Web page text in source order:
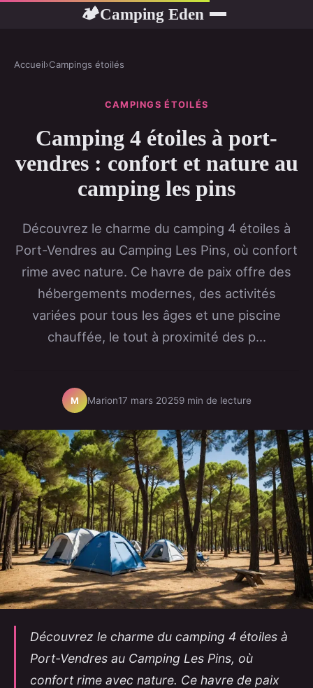
🏕Camping Eden
Accueil›Campings étoilés
CAMPINGS ÉTOILÉS
Camping 4 étoiles à port-
vendres : confort et nature au
camping les pins
Découvrez le charme du camping 4 étoiles à
Port-Vendres au Camping Les Pins, où confort
rime avec nature. Ce havre de paix offre des
hébergements modernes, des activités
variées pour tous les âges et une piscine
chauffée, le tout à proximité des p...
M Marion17 mars 20259 min de lecture
Découvrez le charme du camping 4 étoiles à
Port-Vendres au Camping Les Pins, où
confort rime avec nature. Ce havre de paix